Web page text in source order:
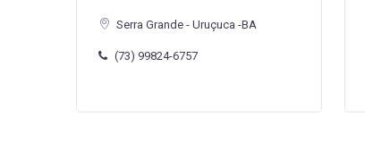
Serra Grande - Uruçuca -BA
(73) 98127-8937